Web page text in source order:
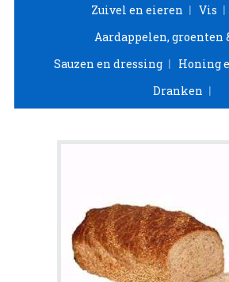
Zuivel en eieren
Vis
Aardappelen, groenten
Sauzen en dressing
Honing
Dranken